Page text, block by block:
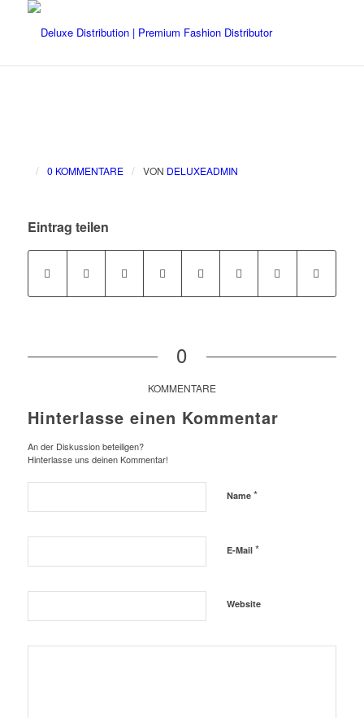
/ 0 KOMMENTARE / VON DELUXEADMIN
Eintrag teilen
0
KOMMENTARE
Hinterlasse einen Kommentar
An der Diskussion beteiligen?
Hinterlasse uns deinen Kommentar!
Name *
E-Mail *
Website